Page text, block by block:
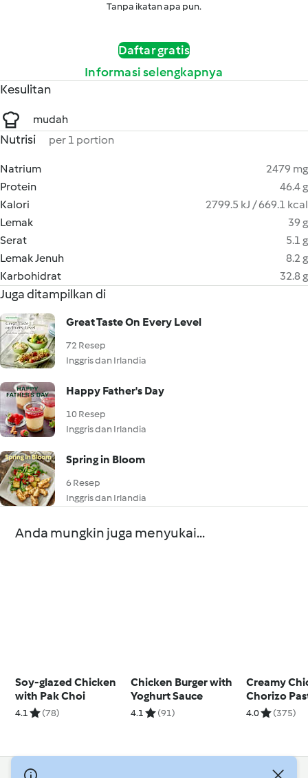
Tanpa ikatan apa pun.
Daftar gratis
Informasi selengkapnya
Kesulitan
mudah
Nutrisi per 1 portion
Natrium
2479 mg
Protein
46.4 g
Kalori
2799.5 kJ / 669.1 kcal
Lemak
39 g
Serat
5.1 g
Lemak Jenuh
8.2 g
Karbohidrat
32.8 g
Juga ditampilkan di
Great Taste On Every Level
72 Resep
Inggris dan Irlandia
Happy Father's Day
10 Resep
Inggris dan Irlandia
Spring in Bloom
6 Resep
Inggris dan Irlandia
Anda mungkin juga menyukai...
Soy-glazed Chicken
with Pak Choi
4.1 (78)
Chicken Burger with
Yoghurt Sauce
4.1 (91)
Creamy
Chorizo
4.0 (375)